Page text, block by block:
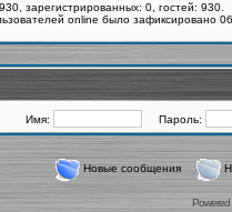
зарегистрированных: 0, гостей:
online было зафиксировано
Имя: Пароль:
Новые сообщения